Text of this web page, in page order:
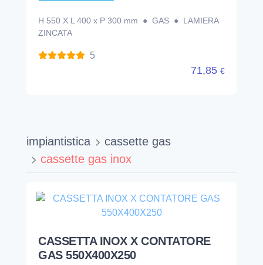
H 550 X L 400 x P 300 mm ● GAS ● LAMIERA
ZINCATA
5
71,85 €
impiantistica
cassette gas
cassette gas inox
CASSETTA INOX X CONTATORE
GAS 550X400X250